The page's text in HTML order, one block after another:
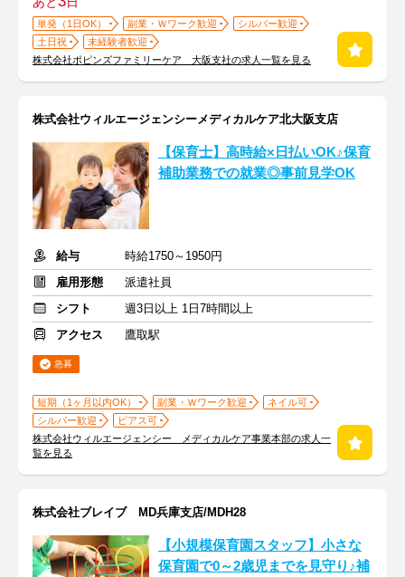
単発（1日OK） 副業・Ｗワーク歓迎
シルバー歓迎
土日祝
未経験者歓迎
株式会社ポピンズファミリーケア 大阪支社の求人一覧を見る
株式会社ウィルエージェンシーメディカルケア北大阪支店
【保育士】高時給×日払いOK♪保育
補助業務での就業◎事前見学OK
給与
時給1750～1950円
雇用形態
派遣社員
シフト
週3日以上 1日7時間以上
アクセス
鷹取駅
急募
短期（1ヶ月以内OK） 副業・Ｗワーク歓迎
ネイル可
シルバー歓迎
ピアス可
株式会社ウィルエージェンシー メディカルケア事業本部の求人一
覧を見る
株式会社ブレイブ MD兵庫支店/MDH28
【小規模保育園スタッフ】小さな
保育園で0～2歳児までを見守り♪補